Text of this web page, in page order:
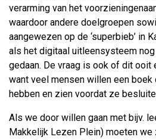
verarming van het
waardoor andere doelgroepen
aangewezen op de ‘superbieb’ in
als het digitaal uitleensysteem
gedaan. De vraag is ook of dit ooit
want veel mensen willen een boek
hebben en zien voordat ze
Als we door willen gaan met bijv.
Makkelijk Lezen Plein) moeten